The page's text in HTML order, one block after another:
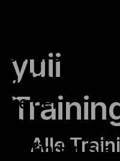
yuii
Alle
Durch
der
der
finden Sie